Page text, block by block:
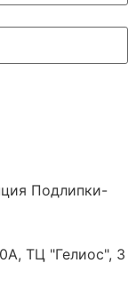
Подлипки-
ТЦ "Гелиос", 3